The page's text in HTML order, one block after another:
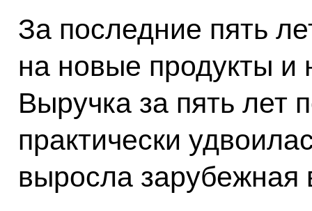
За последние пять
на новые продукты и
Выручка за пять лет
практически
выросла зарубежная